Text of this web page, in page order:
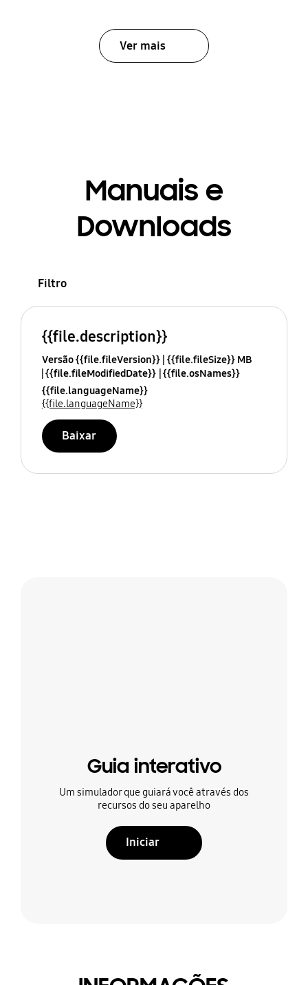
Ver mais
Manuais e
Downloads
Filtro
{{file.description}}
Versão {{file.fileVersion}} {{file.fileSize}} MB
{{file.fileModifiedDate}} {{file.osNames}}
{{file.languageName}}
{{file.languageName}}
Baixar
Guia interativo
Um simulador que guiará você através dos
recursos do seu aparelho
Iniciar